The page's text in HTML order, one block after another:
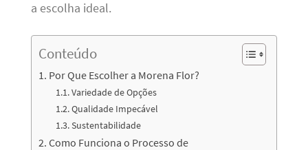
a escolha ideal.
Conteúdo
Por Que Escolher a Morena Flor?
Variedade de Opções
Qualidade Impecável
Sustentabilidade
Como Funciona o Processo de